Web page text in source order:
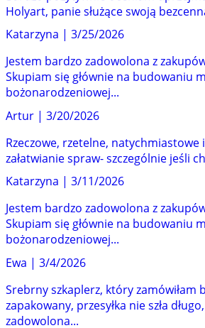
Holyart, panie służące swoją
Katarzyna | 3/25/2026
Jestem bardzo zadowolona z
Skupiam się głównie na budowaniu
bożonarodzeniowej...
Artur | 3/20/2026
Rzeczowe, rzetelne, natychmiastowe
załatwianie spraw- szczególnie jeśli
Katarzyna | 3/11/2026
Jestem bardzo zadowolona z
Skupiam się głównie na budowaniu
bożonarodzeniowej...
Ewa | 3/4/2026
Srebrny szkaplerz, który zamówiłam
zapakowany, przesyłka nie szła
zadowolona...